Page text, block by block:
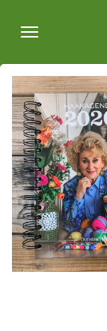
direct
de
hoofdinhoud